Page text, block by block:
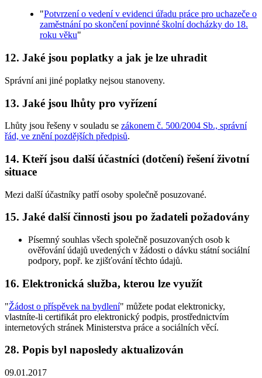
"Potvrzení o vedení v evidenci úřadu práce pro uchazeče o
zaměstnání po skončení povinné školní docházky do 18.
roku věku"
12. Jaké jsou poplatky a jak je lze uhradit
Správní ani jiné poplatky nejsou stanoveny.
13. Jaké jsou lhůty pro vyřízení
Lhůty jsou řešeny v souladu se zákonem č. 500/2004 Sb., správní
řád, ve znění pozdějších předpisů.
14. Kteří jsou další účastníci (dotčení) řešení životní
situace
Mezi další účastníky patří osoby společně posuzované.
15. Jaké další činnosti jsou po žadateli požadovány
Písemný souhlas všech společně posuzovaných osob k
ověřování údajů uvedených v žádosti o dávku státní sociální
podpory, popř. ke zjišťování těchto údajů.
16. Elektronická služba, kterou lze využít
"Žádost o příspěvek na bydlení" můžete podat elektronicky,
vlastníte-li certifikát pro elektronický podpis, prostřednictvím
internetových stránek Ministerstva práce a sociálních věcí.
28. Popis byl naposledy aktualizován
09.01.2017